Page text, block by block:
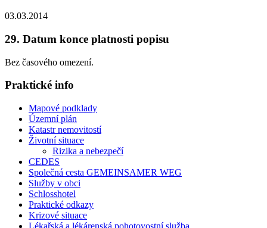
03.03.2014
29. Datum konce platnosti popisu
Bez časového omezení.
Praktické info
Mapové podklady
Územní plán
Katastr nemovitostí
Životní situace
Rizika a nebezpečí
CEDES
Společná cesta GEMEINSAMER WEG
Služby v obci
Schlosshotel
Praktické odkazy
Krizové situace
Lékařská a lékárenská pohotovostní služba